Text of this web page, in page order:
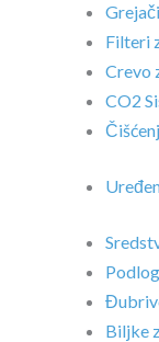
Filteri
Crevo
CO2
Biljke